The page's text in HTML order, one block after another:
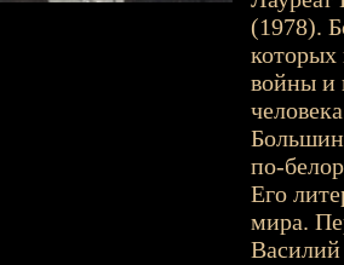
(1978).
которых
войны и
по-
Его
мира.
Василий